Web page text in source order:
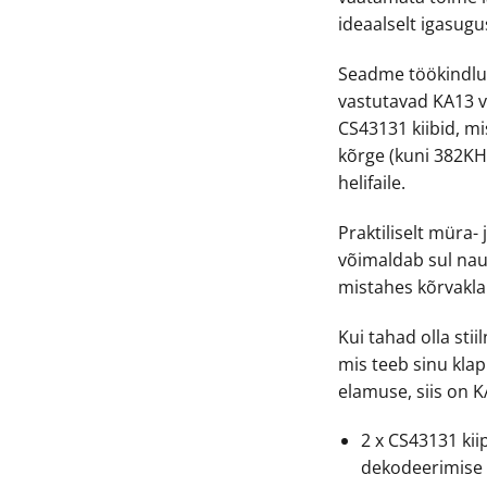
ideaalselt
Seadme
vastutavad KA13
CS43131 kiibid,
kõrge (kuni
helifaile.
Praktiliselt müra-
võimaldab sul
mistahes
Kui tahad olla
mis teeb sinu
elamuse, siis on
2 x CS43131
dekodeerimise